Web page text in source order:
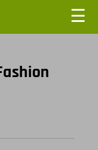
☰